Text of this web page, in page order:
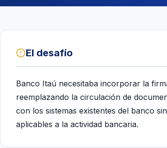
El desafío
Banco Itaú necesitaba incorporar la
reemplazando la circulación de
con los sistemas existentes del banco
aplicables a la actividad bancaria.